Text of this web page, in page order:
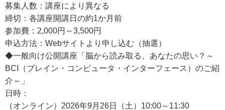
募集人数：講座により異なる
締切：各講座開講日の約1か月前
参加費：2,000円～3,500円
申込方法：Webサイトより申し込む（抽選）
◆一般向け公開講座「脳から読み取る、あなたの思い？～
BCI（ブレイン・コンピュータ・インターフェース）のご紹
介～」
日時：
（オンライン）2026年9月26日（土）10:00～11:30